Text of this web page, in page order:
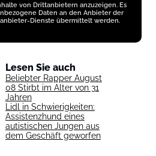
von Drittanbietern anzuzeigen. Es
Daten an den Anbieter der
Dienste übermittelt werden.
Lesen Sie auch
Beliebter Rapper August
08 Stirbt im Alter von 31
Jahren
Lidl in Schwierigkeiten:
Assistenzhund eines
autistischen Jungen aus
dem Geschäft geworfen